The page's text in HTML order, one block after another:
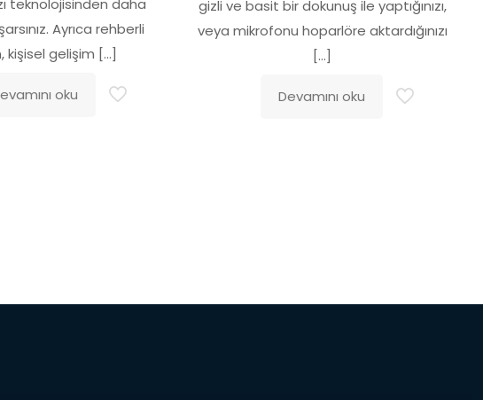
teknolojisinden daha
Ayrıca rehberli
kişisel gelişim […]
oku
gizli ve basit bir dokunuş ile yaptığınızı,
veya mikrofonu hoparlöre aktardığınızı
[…]
Devamını oku